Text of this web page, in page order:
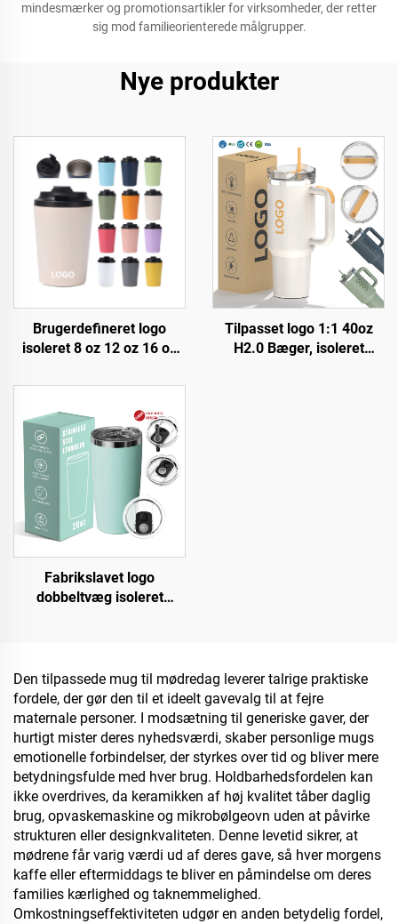
mindesmærker og promotionsartikler for virksomheder, der retter
sig mod familieorienterede målgrupper.
Nye produkter
Brugerdefineret logo
isoleret 8 oz 12 oz 16 oz
portabelt dobbeltvægs
vakuum kaffekande med
lættæt låg
Tilpasset logo 1:1 40oz
H2.0 Bæger, isoleret
Fabrikslavet logo
dobbeltvæg isoleret
Den tilpassede mug til mødredag leverer talrige praktiske
fordele, der gør den til et ideelt gavevalg til at fejre
maternale personer. I modsætning til generiske gaver, der
hurtigt mister deres nyhedsværdi, skaber personlige mugs
emotionelle forbindelser, der styrkes over tid og bliver mere
betydningsfulde med hver brug. Holdbarhedsfordelen kan
ikke overdrives, da keramikken af høj kvalitet tåber daglig
brug, opvaskemaskine og mikrobølgeovn uden at påvirke
strukturen eller designkvaliteten. Denne levetid sikrer, at
mødrene får varig værdi ud af deres gave, så hver morgens
kaffe eller eftermiddags te bliver en påmindelse om deres
families kærlighed og taknemmelighed.
Omkostningseffektiviteten udgør en anden betydelig fordel,